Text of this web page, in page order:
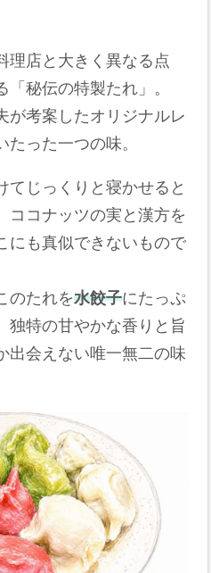
理店と大きく異なる点
「秘伝の特製たれ」。
が考案したオリジナルレ
った一つの味。
てじっくりと寝かせると
ココナッツの実と漢方を
にも真似できないもので
のたれを水餃子にたっぷ
独特の甘やかな香りと旨
出会えない唯一無二の味